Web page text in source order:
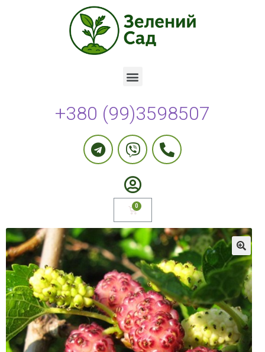
+380 (99)3598507
🔍